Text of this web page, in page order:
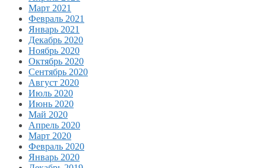
Март 2021
Февраль 2021
Январь 2021
Декабрь 2020
Ноябрь 2020
Октябрь 2020
Сентябрь 2020
Август 2020
Июль 2020
Июнь 2020
Май 2020
Апрель 2020
Март 2020
Февраль 2020
Январь 2020